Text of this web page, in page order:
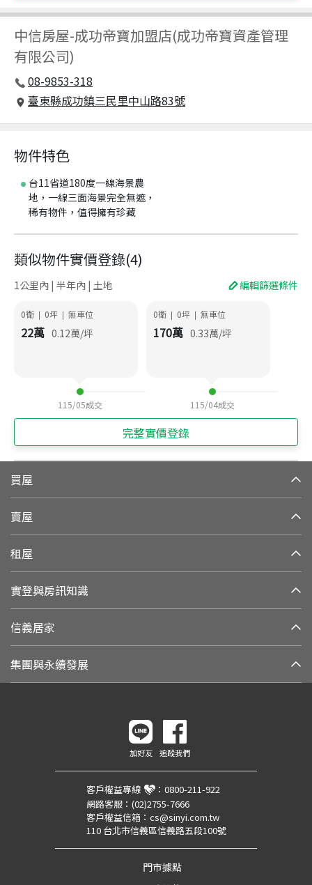
中信房屋-成功帝寶加盟店(成功帝寶資產管理
有限公司)
08-9853-318
臺東縣成功鎮三民里中山路83號
物件特色
台11省道180度一線海景農
地，一線三面海景完全無遮，
稀有物件，值得擁有珍藏
類似物件實價登錄(4)
1公里內 | 半年內 | 土地 編輯篩選條件
0衛 | 0坪 | 無車位
22萬 0.12萬/坪
115/05成交
0衛 | 0坪 | 無車位
170萬 0.33萬/坪
115/04成交
完整實價登錄
買屋
賣屋
租屋
實登與房訊知識
信義居家
集團與永續發展
加好友 追蹤我們
客戶權益專線 ： 0800-211-922
網路客服： (02)2755-7666
客戶權益信箱： cs@sinyi.com.tw
110 台北市信義區信義路五段100號
門市據點